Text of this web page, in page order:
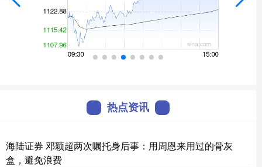
热点资讯
海陆证券 邓颖超两次嘱托身后事：用周恩来用过的骨灰
盒，避免浪费